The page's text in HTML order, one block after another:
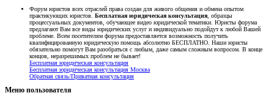
Форум юристов всех отраслей права создан для живого общения и обмена опытом
практикующих юристов. Бесплатная юридическая консультация , образцы
процессуальных документов, обучающее видео юридической тематики. Юристы форума
предлагают Вам все виды юридических услуг и индивидуально подойдут к любой Вашей
проблеме. Всем посетителям форума предоставляется возможность получить
квалифицированную юридическую помощь абсолютно БЕСПЛАТНО. Наши юристы
обязательно помогут Вам разобраться с любым, даже самым сложным вопросом. В конце
концов, неразрешимых проблем не бывает!
Бесплатная юридическая консультация
Бесплатная юридическая консультация Москва
Обратная связь/Приватная консультация
Меню пользователя